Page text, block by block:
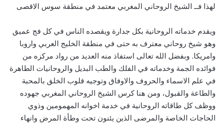
لهذا فــ الشيخ الروحاني المغربي معتمد في منطقة سوس الاقصى
ويقدم خدماته الروحانية بكل جدارة ويقصده الناس في كل فج عميق
وهو شيخ روحاني معترف به حتى في منطقة الخليج العربي واروبا
وامريكا. وبفضل الله تعالى استفاذ منه العديد من رواد مركزه من
فوائده الجمة وخدماته في الفلك والطب البديل والروحانيات الطاهرة
في علم الاسماء والحروف والاوفاق وتوجيه قلوب الخلق بالمحبة
والطاعة والقبول، ومن هنا كرس الشيخ الروحاني المغربي جهوده
ووظف كل طاقاته الروحانية في خدمة اخوانه المهمومين وذوي
الحاجات الخاصة والمرضى الذين يئنون تحت وطأة المرض وانهاء